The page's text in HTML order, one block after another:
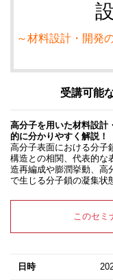
～材料設計・開発
受講可能
高分子を用いた材料設計
的に分かりやすく解説！
高分子表面における分子
構造との相関、代表的な
造再編成や膨潤挙動、高
で生じる分子鎖の凝集状
このセミ
日時